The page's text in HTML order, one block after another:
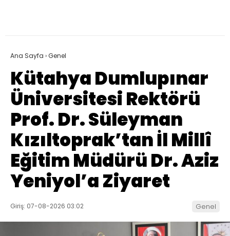
Ana Sayfa ›Genel
Kütahya Dumlupınar
Üniversitesi Rektörü
Prof. Dr. Süleyman
Kızıltoprak’tan İl Millî
Eğitim Müdürü Dr. Aziz
Yeniyol’a Ziyaret
Giriş: 07-08-2026 03:02 Genel